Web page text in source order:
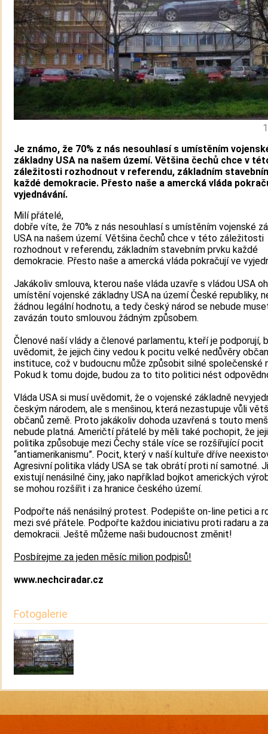
Je známo, že 70% z nás nesouhlasí s umístěním
základny USA na našem území. Většina čechů chce v
záležitosti rozhodnout v referendu, základním
každé demokracie. Přesto naše a amercká vláda
vyjednávání.
Milí přátelé,
dobře víte, že 70% z nás nesouhlasí s umístěním vojenské
USA na našem území. Většina čechů chce v této záležitosti
rozhodnout v referendu, základním stavebním prvku každé
demokracie. Přesto naše a amercká vláda pokračují ve
Jakákoliv smlouva, kterou naše vláda uzavře s vládou USA
umístění vojenské základny USA na území České republiky,
žádnou legální hodnotu, a tedy český národ se nebude
zavázán touto smlouvou žádným způsobem.
Členové naší vlády a členové parlamentu, kteří je podporují,
uvědomit, že jejich činy vedou k pocitu velké nedůvěry
instituce, což v budoucnu může způsobit silné společenské
Pokud k tomu dojde, budou za to tito politici nést
Vláda USA si musí uvědomit, že o vojenské základně
českým národem, ale s menšinou, která nezastupuje vůli
občanů země. Proto jakákoliv dohoda uzavřená s touto
nebude platná. Američtí přátelé by měli také pochopit, že
politika způsobuje mezi Čechy stále více se rozšířující pocit
“antiamerikanismu”. Pocit, který v naší kultuře dříve
Agresivní politika vlády USA se tak obrátí proti ní samotné.
existují nenásilné činy, jako například bojkot amerických
se mohou rozšířit i za hranice českého území.
Podpořte náš nenásilný protest. Podepište on-line petici a
mezi své přátele. Podpořte každou iniciativu proti radaru a za
demokracii. Ještě můžeme naši budoucnost změnit!
Posbírejme za jeden měsíc milion podpisů!
www.nechciradar.cz
Fotogalerie